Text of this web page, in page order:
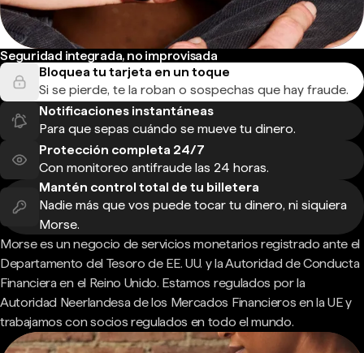
Seguridad integrada, no improvisada
Bloquea tu tarjeta en un toque
Si se pierde, te la roban o sospechas que hay fraude.
Notificaciones instantáneas
Para que sepas cuándo se mueve tu dinero.
Protección completa 24/7
Con monitoreo antifraude las 24 horas.
Mantén control total de tu billetera
Nadie más que vos puede tocar tu dinero, ni siquiera
Morse.
Morse es un negocio de servicios monetarios registrado ante el
Departamento del Tesoro de EE. UU. y la Autoridad de Conducta
Financiera en el Reino Unido. Estamos regulados por la
Autoridad Neerlandesa de los Mercados Financieros en la UE y
trabajamos con socios regulados en todo el mundo.